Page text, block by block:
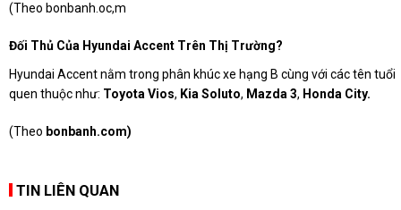
(Theo bonbanh.oc,m
Đối Thủ Của Hyundai Accent Trên Thị Trường?
Hyundai Accent nằm trong phân khúc xe hạng B cùng với các tên tuổi
quen thuộc như: Toyota Vios, Kia Soluto, Mazda 3, Honda City.
(Theo bonbanh.com)
TIN LIÊN QUAN